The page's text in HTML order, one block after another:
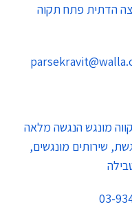
הדתית פתח תקוה
שבט גד 4 הינו מקווה מונגש הנגשה מלאה
שירותים מונגשים,